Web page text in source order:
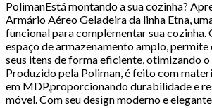
PolimanEstá montando a sua cozinha?
Armário Aéreo Geladeira da linha Etna,
funcional para complementar sua cozinha.
espaço de armazenamento amplo,
seus itens de forma eficiente, otimizando
Produzido pela Poliman, é feito com
em MDP,proporcionando durabilidade e
móvel. Com seu design moderno e